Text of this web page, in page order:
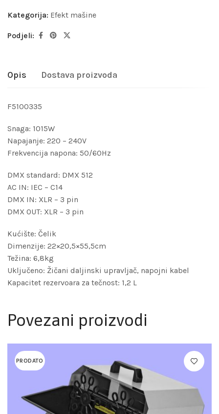
Kategorija: Efekt mašine
Podjeli:
Opis Dostava proizvoda
F5100335
Snaga: 1015W
Napajanje: 220 – 240V
Frekvencija napona: 50/60Hz
DMX standard: DMX 512
AC IN: IEC – C14
DMX IN: XLR – 3 pin
DMX OUT: XLR – 3 pin
Kućište: Čelik
Dimenzije: 22×20,5×55,5cm
Težina: 6,8kg
Uključeno: Žičani daljinski upravljač, napojni kabel
Kapacitet rezervoara za tečnost: 1,2 L
Povezani proizvodi
PRODATO